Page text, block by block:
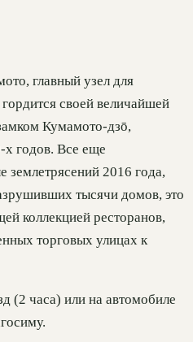
главный узел для
своей величайшей
Кумамото-дзō,
х годов. Все еще
землетрясений 2016 года,
тысячи домов, это
коллекцией ресторанов,
торговых улицах к
(2 часа) или на автомобиле